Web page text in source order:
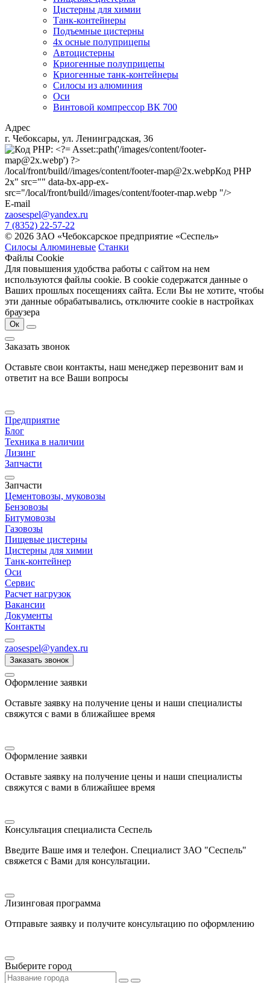
Цистерны для химии
Танк-контейнеры
Подъемные цистерны
4х осные полуприцепы
Автоцистерны
Криогенные полуприцепы
Криогенные танк-контейнеры
Силосы из алюминия
Оси
Винтовой компрессор ВК 700
Адрес
г. Чебоксары, ул. Ленинградская, 36
/local/front/build//images/content/footer-map@2x.webpКод PHP
2x" src="" data-bx-app-ex-
src="/local/front/build//images/content/footer-map.webp "/>
E-mail
zaosespel@yandex.ru
7 (8352) 22-57-22
© 2026 ЗАО «Чебоксарское предприятие «Сеспель»
Силосы Алюминевые Станки
Файлы Cookie
Для повышения удобства работы с сайтом на нем
используются файлы cookie. В cookie содержатся данные о
Ваших прошлых посещениях сайта. Если Вы не хотите, чтобы
эти данные обрабатывались, отключите cookie в настройках
браузера
Ок
Заказать звонок
Оставьте свои контакты, наш менеджер перезвонит вам и
ответит на все Ваши вопросы
Предприятие
Блог
Техника в наличии
Лизинг
Запчасти
Запчасти
Цементовозы, муковозы
Бензовозы
Битумовозы
Газовозы
Пищевые цистерны
Цистерны для химии
Танк-контейнер
Оси
Сервис
Расчет нагрузок
Вакансии
Документы
Контакты
zaosespel@yandex.ru
Заказать звонок
Оформление заявки
Оставьте заявку на получение цены и наши специалисты
свяжутся с вами в ближайшее время
Оформление заявки
Оставьте заявку на получение цены и наши специалисты
свяжутся с вами в ближайшее время
Консультация специалиста Сеспель
Введите Ваше имя и телефон. Специалист ЗАО "Сеспель"
свяжется с Вами для консультации.
Лизинговая программа
Отправьте заявку и получите консультацию по оформлению
Выберите город